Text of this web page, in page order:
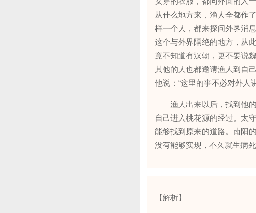
从什么地方来，渔人全都作
样一个人，都来探问外界消
这个与外界隔绝的地方，从
竟不知道有汉朝，更不要说
其他的人也都邀请渔人到自
他说：“这里的事不必对外人
渔人出来以后，找到他的
自己进入桃花源的经过。太
能够找到原来的道路。南阳
没有能够实现，不久就生病
【解析】